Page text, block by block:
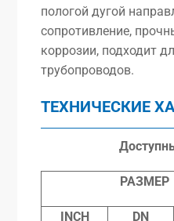
пологой дугой
сопротивление,
коррозии, подходит
трубопроводов.
ТЕХНИЧЕСКИЕ
РАЗМЕР
INCH DN